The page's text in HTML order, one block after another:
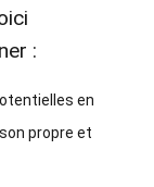
:
en
propre et